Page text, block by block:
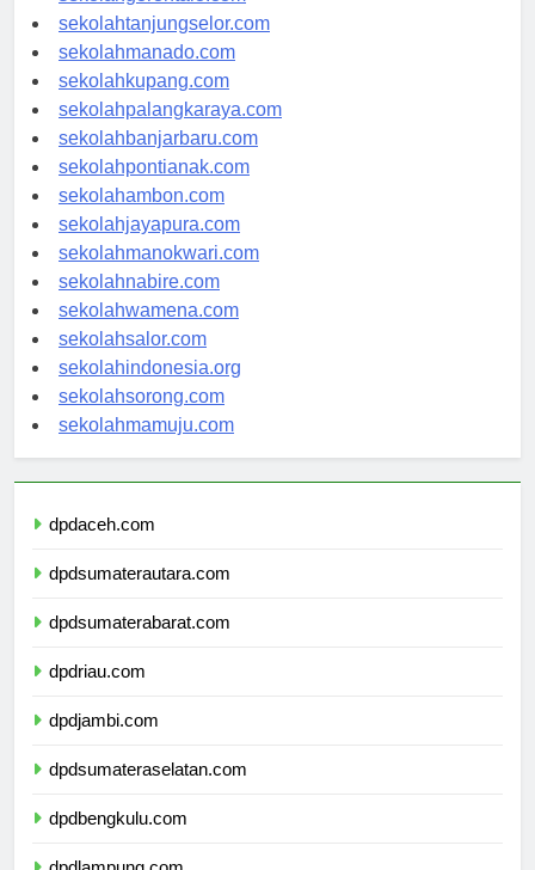
sekolahgorontalo.com
sekolahtanjungselor.com
sekolahmanado.com
sekolahkupang.com
sekolahpalangkaraya.com
sekolahbanjarbaru.com
sekolahpontianak.com
sekolahambon.com
sekolahjayapura.com
sekolahmanokwari.com
sekolahnabire.com
sekolahwamena.com
sekolahsalor.com
sekolahindonesia.org
sekolahsorong.com